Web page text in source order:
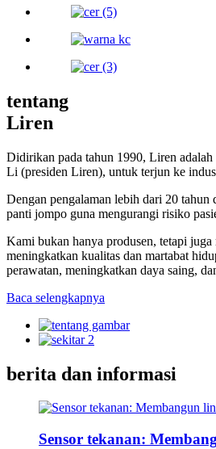
tentang
Liren
Didirikan pada tahun 1990, Liren
Li (presiden Liren), untuk terjun ke
Dengan pengalaman lebih dari 20
panti jompo guna mengurangi risiko
Kami bukan hanya produsen, tetapi
meningkatkan kualitas dan martabat
perawatan, meningkatkan daya saing,
Baca selengkapnya
berita dan informasi
Sensor tekanan: